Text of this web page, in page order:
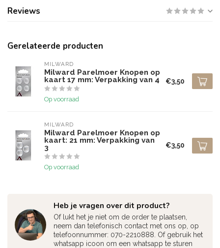
Reviews
Gerelateerde producten
MILWARD
Milward Parelmoer Knopen op
kaart 17 mm: Verpakking van 4
Op voorraad
€3,50
MILWARD
Milward Parelmoer Knopen op
kaart: 21 mm: Verpakking van
3
Op voorraad
€3,50
Heb je vragen over dit product?
Of lukt het je niet om de order te plaatsen,
neem dan telefonisch contact met ons op, op
telefoonnummer: 070-2210888. Of gebruik het
whatsapp icoon om een whatsapp te sturen